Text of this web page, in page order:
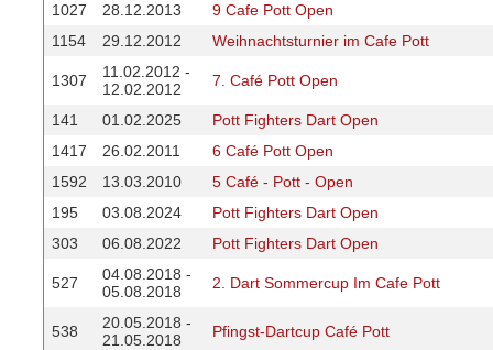
1027 28.12.2013
9 Cafe Pott Open
1154
29.12.2012 Weihnachtsturnier im Cafe Pott
1307
11.02.2012 -
12.02.2012
7. Café Pott Open
141 01.02.2025
Pott Fighters Dart Open
1417
26.02.2011
6 Café Pott Open
1592
13.03.2010
5 Café - Pott - Open
195
03.08.2024
Pott Fighters Dart Open
303
06.08.2022 Pott Fighters Dart Open
527
04.08.2018 -
05.08.2018
2. Dart Sommercup Im Cafe Pott
538
20.05.2018 -
21.05.2018
Pfingst-Dartcup Café Pott